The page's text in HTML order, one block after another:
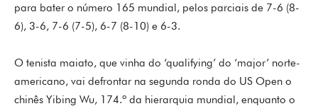
para bater o número 165 mundial, pelos parciais de 7-6 (8-
6), 3-6, 7-6 (7-5), 6-7 (8-10) e 6-3.
O tenista maiato, que vinha do ‘qualifying’ do ‘major’ norte-
americano, vai defrontar na segunda ronda do US Open o
chinês Yibing Wu, 174.º da hierarquia mundial, enquanto o